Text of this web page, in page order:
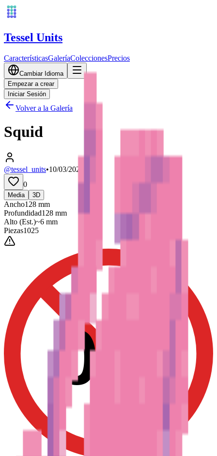
Tessel Units
CaracterísticasGaleríaColeccionesPrecios
Cambiar Idioma
Empezar a crear
Iniciar Sesión
Volver a la Galería
Squid
@tessel_units•10/03/2026
0
Media 3D
Ancho128 mm
Profundidad128 mm
Alto (Est.)~6 mm
Piezas1025
0-3